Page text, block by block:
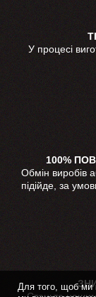
У процесі
100%
Обмін виробів
підійде, за
Для того, щоб ми